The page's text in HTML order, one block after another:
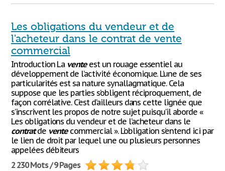
Les obligations du vendeur et de
l'acheteur dans le contrat de vente
commercial
Introduction La venteest un rouage essentiel au
développement de l’activité économique. L’une de ses
particularités est sa nature synallagmatique. Cela
suppose que les parties s’obligent réciproquement, de
façon corrélative. C’est d’ailleurs dans cette lignée que
s’inscrivent les propos de notre sujet puisqu’il aborde «
Les obligations du vendeur et de l’acheteur dans le
contratde ventecommercial ». L’obligation s’entend ici par
le lien de droit par lequel une ou plusieurs personnes
appelées débiteurs
2 230 Mots / 9 Pages